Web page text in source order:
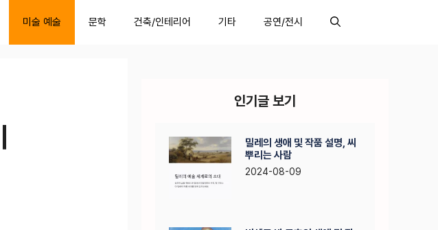
미술 예술 문학 건축/인테리어 기타 공연/전시
인기글 보기
밀레의 생애 및 작품 설명, 씨
뿌리는 사람
2024-08-09